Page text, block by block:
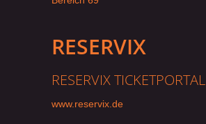
RESERVIX
RESERVIX TICKETPORTAL
www.reservix.de